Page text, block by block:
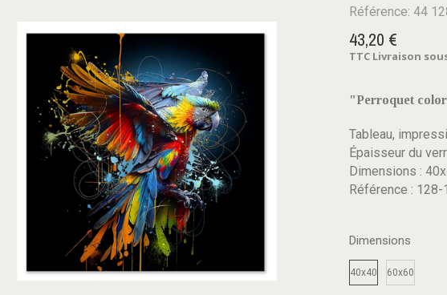
Référence: 44
43,20 €
TTC Livraison
"Perroquet
Tableau,
Épaisseur du
Dimensions :
Référence : 128-
Dimensions
40x40 60x60